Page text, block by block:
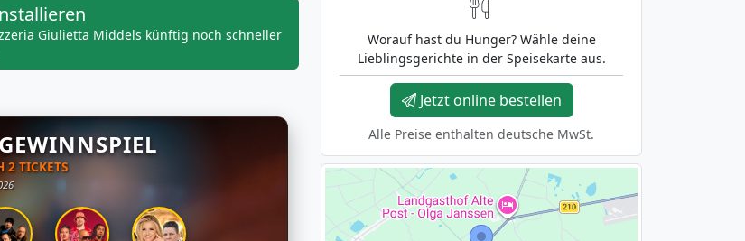
Giulietta Middels künftig noch schneller
2 TICKETS
Worauf hast du Hunger? Wähle deine
Lieblingsgerichte in der Speisekarte aus.
Jetzt online bestellen
Alle Preise enthalten deutsche MwSt.